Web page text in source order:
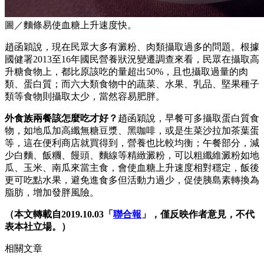
圖／麵條易使血糖上升速度快。
趙函穎說，現在民眾大多有澱粉、肉類攝取過多的問題。根據
國健署2013至16年國民營養狀況變遷調查來看，民眾在攝取高
升糖食物上，都比原該吃的量超出50%，且也攝取過量的肉
類、蛋白質；而六大類食物中的蔬菜、水果、乳品、堅果種子
類等食物則攝取太少，當然容易肥胖。
外食族兩餐該怎麼吃才好？ 趙函穎說，早餐可多攝取蛋白質食
物，如地瓜加高纖無糖豆漿、黑咖啡，或是生菜沙拉加茶葉蛋
等，這在便利商店就買得到，營養也比較均衡；午餐部分，減
少白麵、飯糰、饅頭、麵線等精緻澱粉，可以粗纖維澱粉如地
瓜、玉米、南瓜來當主食，會使血糖上升速度相對穩定，飯後
更可吃點水果，避免進食多但活動力過少，促使胰島素轉換為
脂肪，增加發胖風險。
（本文轉載自2019.10.03「 聯合報 」，僅反映作者意見，不代
表本社立場。）
相關文章